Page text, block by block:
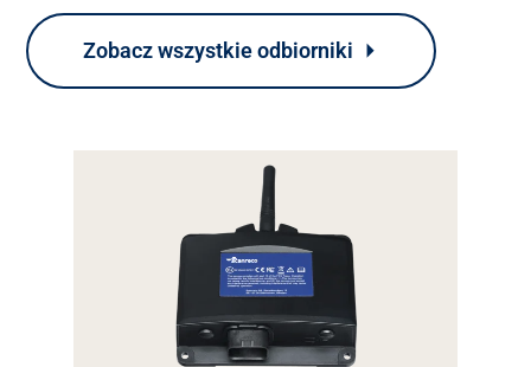
Zobacz wszystkie odbiorniki